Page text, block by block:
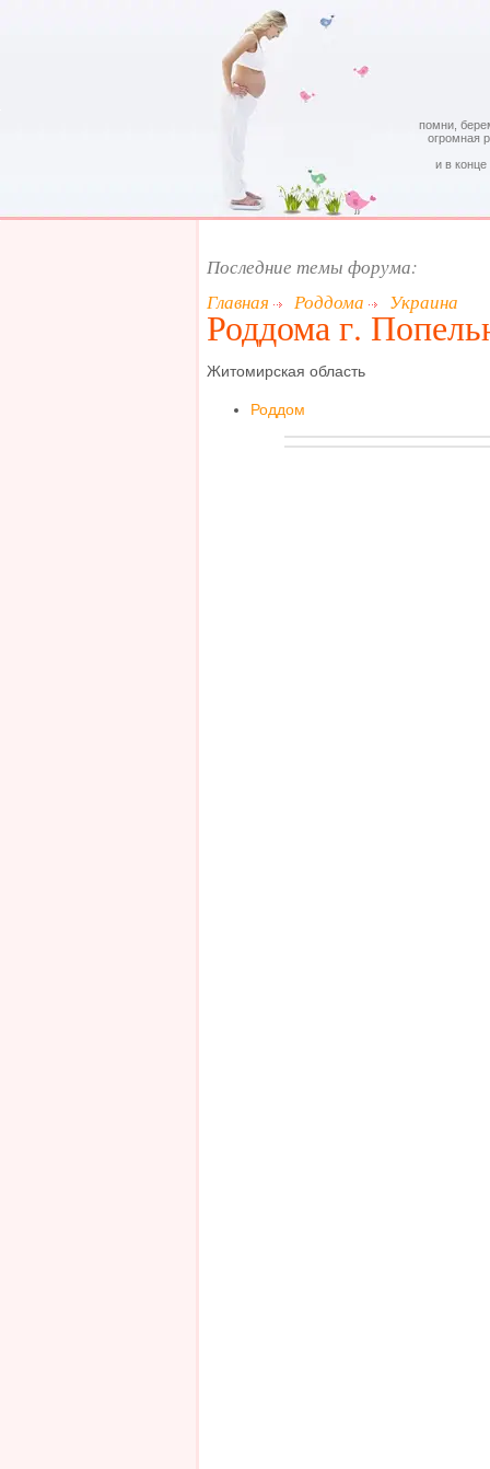
помни,
огромная
и в
Последние темы форума:
Главная
Роддома Украина
Роддома г.
Житомирская область
Роддом